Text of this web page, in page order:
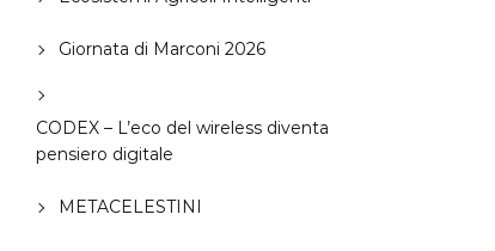
Giornata di Marconi 2026
CODEX – L’eco del wireless diventa
pensiero digitale
METACELESTINI